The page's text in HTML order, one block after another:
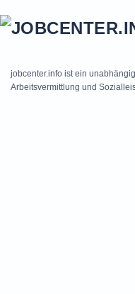
jobcenter.info ist ein
Arbeitsvermittlung und